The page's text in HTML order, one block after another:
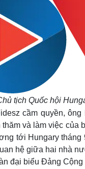
tịch Quốc hội
cầm quyền,
và làm việc của
tới Hungary
hệ giữa hai nhà
đại biểu Đảng